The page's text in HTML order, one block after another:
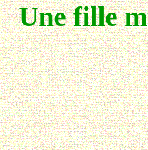
Une fille